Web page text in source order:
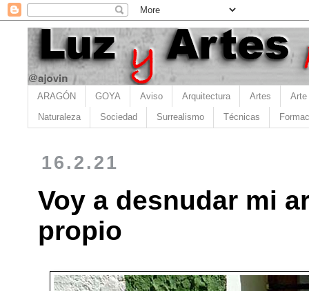
ARAGÓN GOYA Aviso Arquitectura Artes Arte
Naturaleza Sociedad Surrealismo Técnicas
16.2.21
Voy a desnudar mi
propio